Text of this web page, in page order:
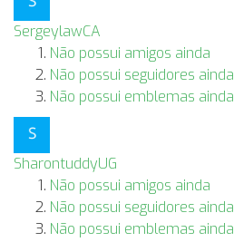
SergeylawCA
Não possui amigos ainda
Não possui seguidores ainda
Não possui emblemas ainda
SharontuddyUG
Não possui amigos ainda
Não possui seguidores ainda
Não possui emblemas ainda